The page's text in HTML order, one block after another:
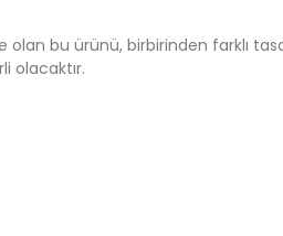
bu ürünü, birbirinden farklı
olacaktır.